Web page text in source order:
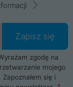
Zapisz się
zgodę na
mojego
się i